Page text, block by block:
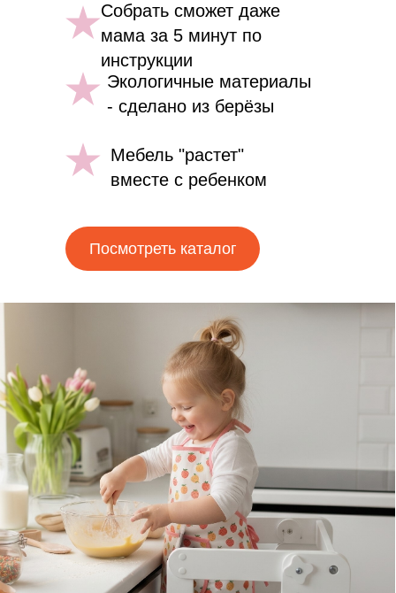
Собрать сможет даже
мама за 5 минут по
инструкции
Экологичные материалы
- сделано из берёзы
Мебель "растет"
вместе с ребенком
Посмотреть каталог